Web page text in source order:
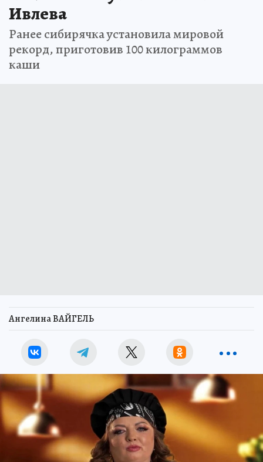
Ивлева
Ранее сибирячка установила мировой
рекорд, приготовив 100 килограммов
каши
Ангелина ВАЙГЕЛЬ